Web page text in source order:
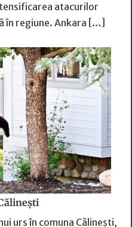
atacurilor
în regiune. Ankara […]
urs în comuna Călinești,